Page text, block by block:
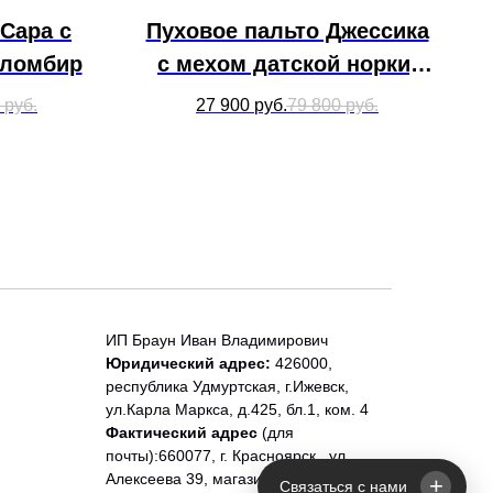
с
руб.
Пуховое пальто Джессика
с мехом датской норки,
шоколад
27 900 руб.79 800 руб.
ИП Браун Иван Владимирович
Юридический адрес: 426000,
республика Удмуртская, г.Ижевск,
ул.Карла Маркса, д.425, бл.1, ком. 4
Фактический адрес (для
почты):660077, г. Красноярск , ул.
Алексеева 39, магазин SessoСвязаться с нами +